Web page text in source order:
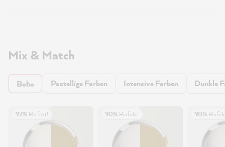
Mix & Match
Boho Pastellige Farben Intensive Farben Dunkle
92% Perfekt! 90% Perfekt! 90%